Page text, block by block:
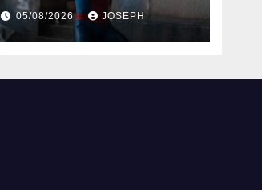
05/08/2026 JOSEPH